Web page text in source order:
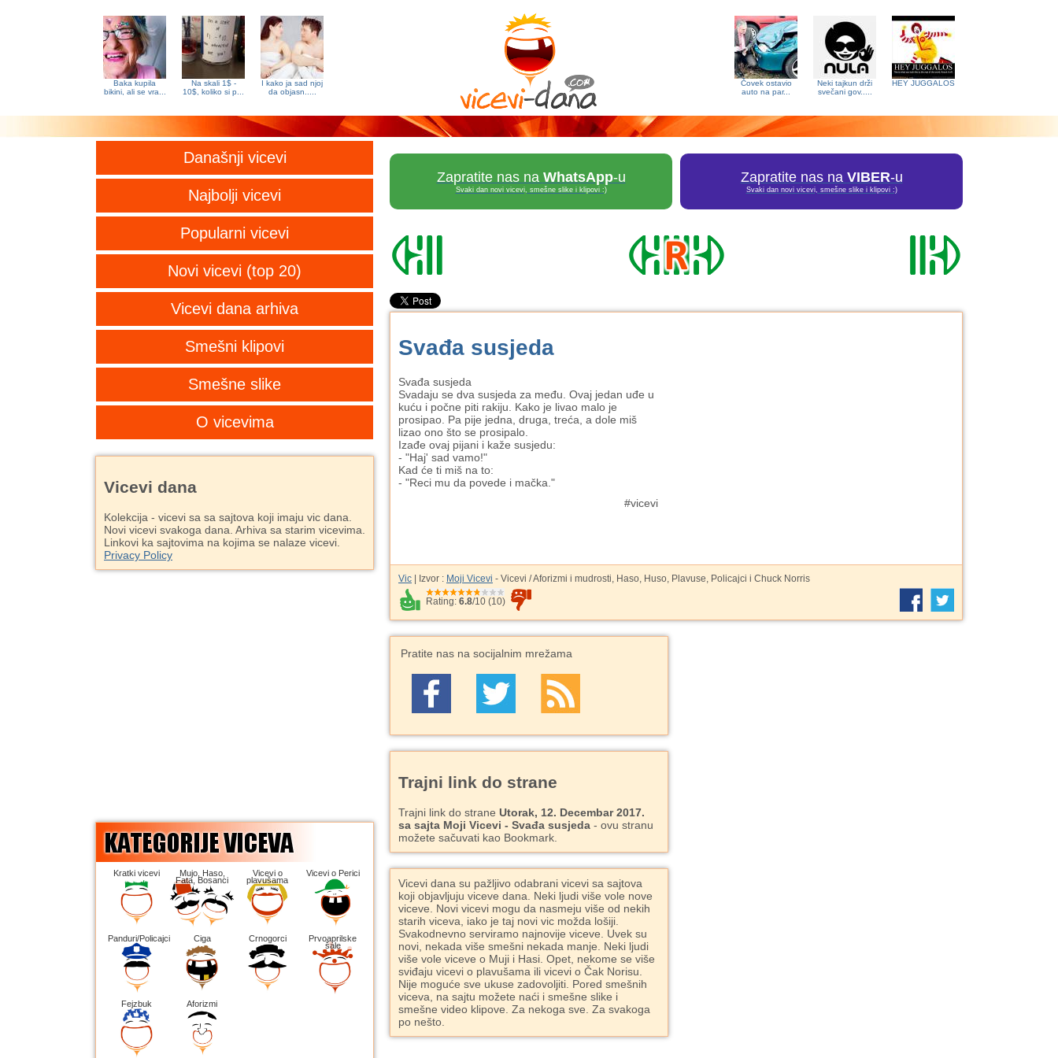
Baka kupila
bikini, ali se vra...
Na skali 1$ -
10$, koliko si p...
I kako ja sad njoj
da objasn.....
HEY JUGGALOS
Neki tajkun drži
svečani gov.....
Čovek ostavio
auto na par...
Današnji vicevi
Najbolji vicevi
Popularni vicevi
Novi vicevi (top 20)
Vicevi dana arhiva
Smešni klipovi
Smešne slike
O vicevima
Zapratite nas na WhatsApp-u
Svaki dan novi vicevi, smešne slike i klipovi :)
Zapratite nas na VIBER-u
Svaki dan novi vicevi, smešne slike i klipovi :)
Svađa susjeda
Svađa susjeda
Svadaju se dva susjeda za među. Ovaj jedan uđe u
kuću i počne piti rakiju. Kako je livao malo je
prosipao. Pa pije jedna, druga, treća, a dole miš
lizao ono što se prosipalo.
Izađe ovaj pijani i kaže susjedu:
- "Haj' sad vamo!"
Kad će ti miš na to:
- "Reci mu da povede i mačka."
#vicevi
Vic | Izvor : Moji Vicevi - Vicevi / Aforizmi i mudrosti, Haso, Huso, Plavuse, Policajci i Chuck Norris
Rating: 6.8/10 (10)
Pratite nas na socijalnim mrežama
Trajni link do strane
Trajni link do strane Utorak, 12. Decembar 2017.
sa sajta Moji Vicevi - Svađa susjeda - ovu stranu
možete sačuvati kao Bookmark.
Vicevi dana su pažljivo odabrani vicevi sa sajtova
koji objavljuju viceve dana. Neki ljudi više vole nove
viceve. Novi vicevi mogu da nasmeju više od nekih
starih viceva, iako je taj novi vic možda lošiji.
Svakodnevno serviramo najnovije viceve. Uvek su
novi, nekada više smešni nekada manje. Neki ljudi
više vole viceve o Muji i Hasi. Opet, nekome se više
sviđaju vicevi o plavušama ili vicevi o Čak Norisu.
Nije moguće sve ukuse zadovoljiti. Pored smešnih
viceva, na sajtu možete naći i smešne slike i
smešne video klipove. Za nekoga sve. Za svakoga
po nešto.
Vicevi dana
Kolekcija - vicevi sa sa sajtova koji imaju vic dana.
Novi vicevi svakoga dana. Arhiva sa starim vicevima.
Linkovi ka sajtovima na kojima se nalaze vicevi.
Privacy Policy
Kratki vicevi Mujo, Haso,
Fata, Bosanci
Vicevi o
plavušama
Vicevi o Perici
Panduri/Policajci Ciga Crnogorci Prvoaprilske
šale
Fejzbuk Aforizmi